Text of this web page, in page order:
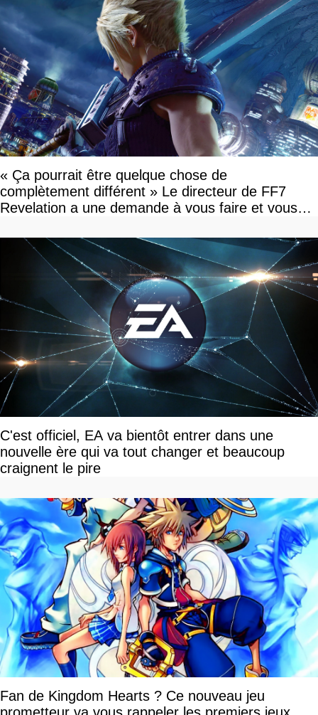
« Ça pourrait être quelque chose de
complètement différent » Le directeur de FF7
Revelation a une demande à vous faire et vous
C'est officiel, EA va bientôt entrer dans une
nouvelle ère qui va tout changer et beaucoup
craignent le pire
Fan de Kingdom Hearts ? Ce nouveau jeu